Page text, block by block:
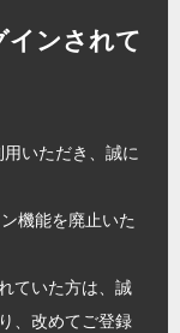
ンされて
いただき、誠に
機能を廃止いた
ていた方は、誠
、改めてご登録